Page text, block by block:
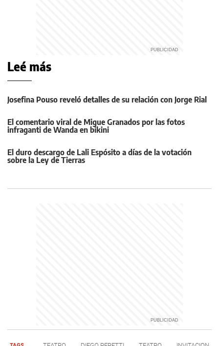
Leé más
Josefina Pouso reveló detalles de su relación con Jorge Rial
El comentario viral de Migue Granados por las fotos
infraganti de Wanda en bikini
El duro descargo de Lali Espósito a días de la votación
sobre la Ley de Tierras